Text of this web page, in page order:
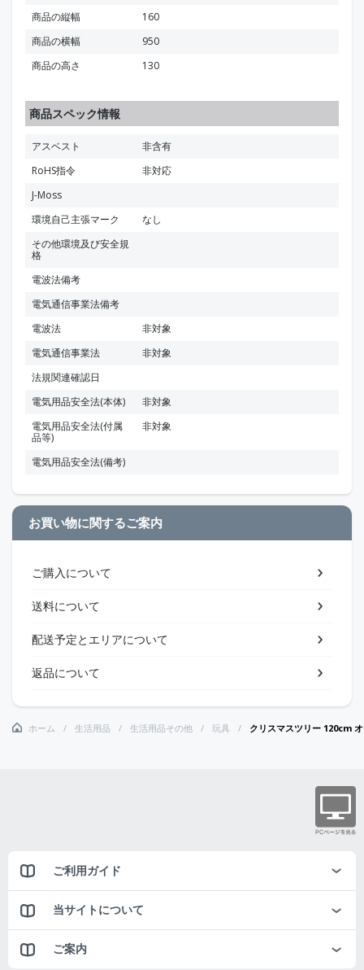
商品の縦幅
160
商品の横幅
950
商品の高さ
130
商品スペック情報
アスベスト
非含有
RoHS指令
非対応
J-Moss
環境自己主張マーク
なし
その他環境及び安全規
格
電波法備考
電気通信事業法備考
電波法
非対象
電気通信事業法
非対象
法規関連確認日
電気用品安全法(本体)
非対象
電気用品安全法(付属
品等)
非対象
電気用品安全法(備考)
お買い物に関するご案内
ご購入について
送料について
配送予定とエリアについて
返品について
ホーム 生活用品 生活用品その他 玩具 クリスマスツリー 120cm
ご利用ガイド
当サイトについて
ご案内